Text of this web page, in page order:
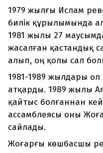
1979 жылғы Ислам
билік құрылымында
1981 жылы 27
жасалған қастандық
алып, оң қолы сал
1981-1989 жылдары ол
атқарды. 1989 жылы
қайтыс болғаннан
ассамблеясы оны
сайлады.
Жоғарғы көшбасшы